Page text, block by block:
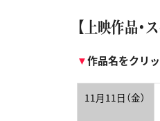
【上映作品・
▼作品名をクリ
11月11日（金）